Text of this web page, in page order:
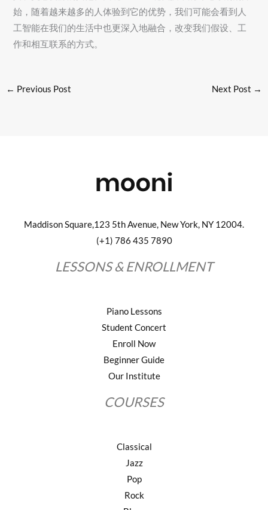
始，随着越来越多的人体验到它的优势，我们可能会看到人
工智能在我们的生活中也更深入地融合，改变我们假设、工
作和相互联系的方式。
← Previous Post Next Post →
Maddison Square,123 5th Avenue, New York, NY 12004.
(+1) 786 435 7890
LESSONS & ENROLLMENT
Piano Lessons
Student Concert
Enroll Now
Beginner Guide
Our Institute
COURSES
Classical
Jazz
Pop
Rock